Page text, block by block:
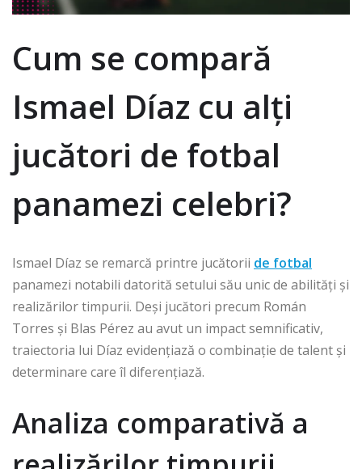
Cum se compară
Ismael Díaz cu alți
jucători de fotbal
panamezi celebri?
Ismael Díaz se remarcă printre jucătorii de fotbal
panamezi notabili datorită setului său unic de abilități și
realizărilor timpurii. Deși jucători precum Román
Torres și Blas Pérez au avut un impact semnificativ,
traiectoria lui Díaz evidențiază o combinație de talent și
determinare care îl diferențiază.
Analiza comparativă a